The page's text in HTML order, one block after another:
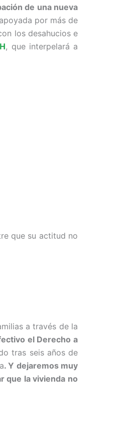
de una nueva
apoyada por más de
los desahucios e
, que interpelará a
que su actitud no
a través de la
el Derecho a
tras seis años de
. Y dejaremos muy
que la vivienda no